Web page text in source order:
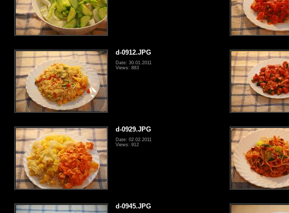
d-0912.JPG
Date: 30.01.2011
Views: 883
d-0929.JPG
Date: 02.02.2011
Views: 912
d-0945.JPG